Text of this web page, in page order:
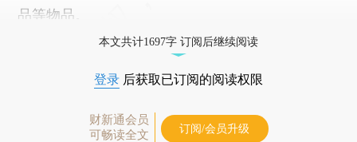
品等物品。
本文共计1697字 订阅后继续阅读
登录 后获取已订阅的阅读权限
财新通会员
可畅读全文
订阅/会员升级